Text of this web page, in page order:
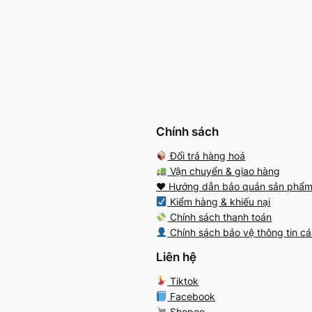
Chính sách
Đổi trả hàng hoá
Vận chuyển & giao hàng
♥️ Hướng dẫn bảo quản sản phẩm
Kiểm hàng & khiếu nại
Chính sách thanh toán
Chính sách bảo vệ thông tin
Liên hệ
Tiktok
Facebook